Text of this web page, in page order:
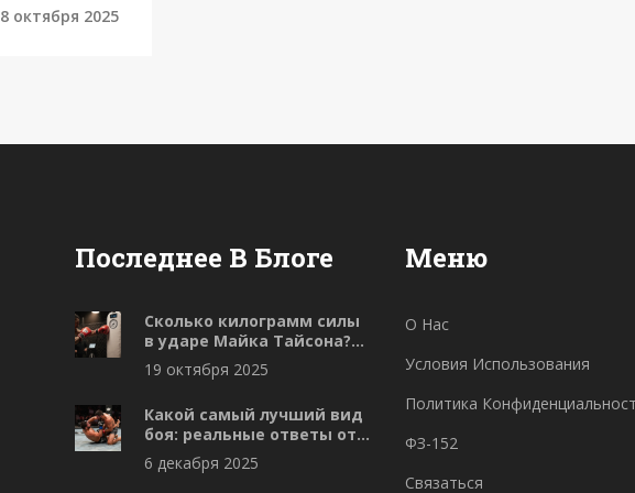
8 октября 2025
Последнее В Блоге
Сколько килограмм силы
в ударе Майка Тайсона?
Реальные цифры и как
развить мощный удар
19 октября 2025
Какой самый лучший вид
боя: реальные ответы от
тренеров и бойцов
6 декабря 2025
Меню
О Нас
Условия Использования
Политика
ФЗ-152
Связаться